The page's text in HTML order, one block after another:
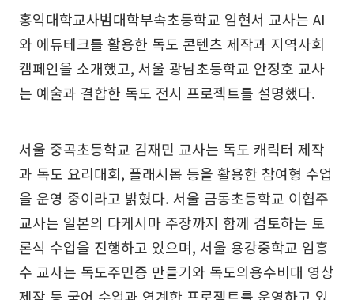
홍익대학교사범대학부속초등학교 임현서 교사는 AI
와 에듀테크를 활용한 독도 콘텐츠 제작과 지역사회
캠페인을 소개했고, 서울 광남초등학교 안정호 교사
는 예술과 결합한 독도 전시 프로젝트를 설명했다.
서울 중곡초등학교 김재민 교사는 독도 캐릭터 제작
과 독도 요리대회, 플래시몹 등을 활용한 참여형 수업
을 운영 중이라고 밝혔다. 서울 금동초등학교 이협주
교사는 일본의 다케시마 주장까지 함께 검토하는 토
론식 수업을 진행하고 있으며, 서울 용강중학교 임흥
수 교사는 독도주민증 만들기와 독도의용수비대 영상